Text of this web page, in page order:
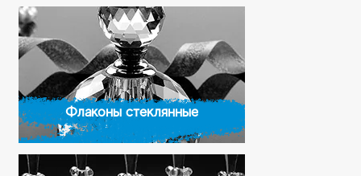
Флаконы стеклянные